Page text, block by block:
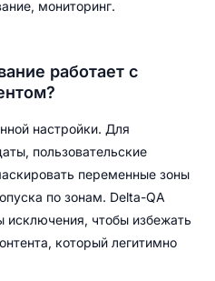
мониторинг.
работает с
настройки. Для
пользовательские
переменные зоны
по зонам. Delta-QA
исключения, чтобы избежать
который легитимно